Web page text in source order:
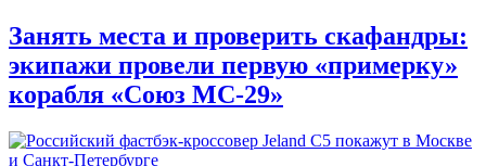
Занять места и проверить скафандры:
экипажи провели первую «примерку»
корабля «Союз МС-29»